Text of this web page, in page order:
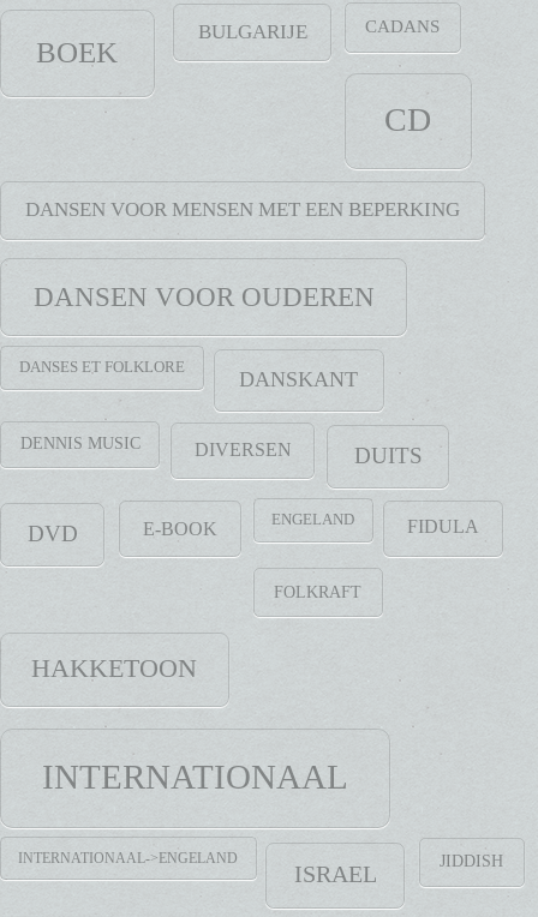
BOEK
BULGARIJE CADANS
CD
DANSEN VOOR MENSEN MET EEN BEPERKING
DANSEN VOOR OUDEREN
DANSES ET FOLKLORE DANSKANT
DENNIS MUSIC DIVERSEN DUITS
DVD E-BOOK ENGELAND FIDULA
FOLKRAFT
HAKKETOON
INTERNATIONAAL
INTERNATIONAAL->ENGELAND
ISRAEL
JIDDISH